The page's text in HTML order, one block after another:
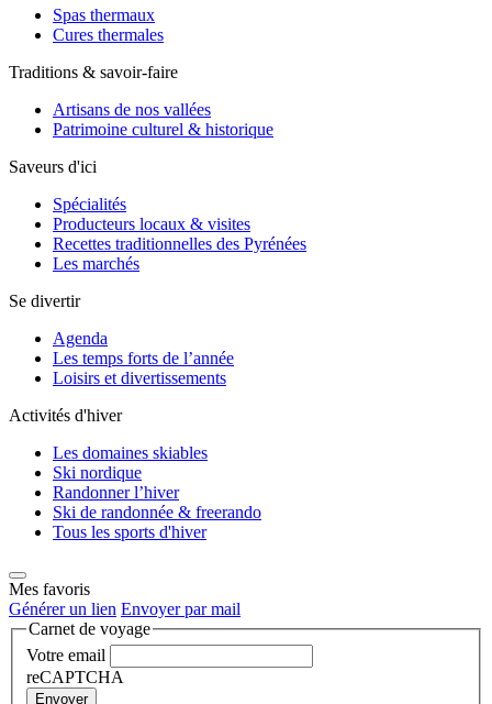
Spas thermaux
Cures thermales
Traditions & savoir-faire
Artisans de nos vallées
Patrimoine culturel & historique
Saveurs d'ici
Spécialités
Producteurs locaux & visites
Recettes traditionnelles des Pyrénées
Les marchés
Se divertir
Agenda
Les temps forts de l’année
Loisirs et divertissements
Activités d'hiver
Les domaines skiables
Ski nordique
Randonner l’hiver
Ski de randonnée & freerando
Tous les sports d'hiver
Mes favoris
Générer un lien Envoyer par mail
Carnet de voyage
Votre email
reCAPTCHA
Envoyer